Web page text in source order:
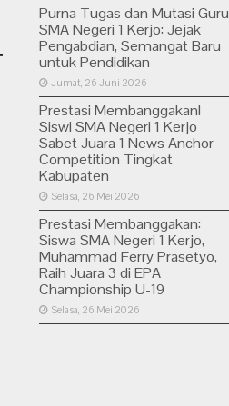
Purna Tugas dan Mutasi Guru
SMA Negeri 1 Kerjo: Jejak
Pengabdian, Semangat Baru
untuk Pendidikan
Jumat, 26 Juni 2026
Prestasi Membanggakan!
Siswi SMA Negeri 1 Kerjo
Sabet Juara 1 News Anchor
Competition Tingkat
Kabupaten
Selasa, 26 Mei 2026
Prestasi Membanggakan:
Siswa SMA Negeri 1 Kerjo,
Muhammad Ferry Prasetyo,
Raih Juara 3 di EPA
Championship U-19
Selasa, 26 Mei 2026